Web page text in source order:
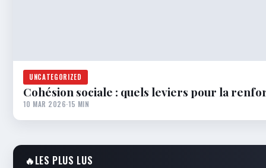
UNCATEGORIZED
Cohésion sociale : quels leviers pour la
10 MAR 2026·15 MIN
🔥LES PLUS LUS